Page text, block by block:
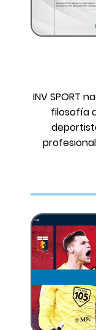
INV SPORT
filosofía